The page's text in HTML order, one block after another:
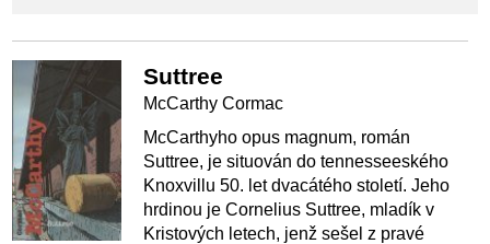
Suttree
McCarthy Cormac
McCarthyho opus magnum, román
Suttree, je situován do tennesseeského
Knoxvillu 50. let dvacátého století. Jeho
hrdinou je Cornelius Suttree, mladík v
Kristových letech, jenž sešel z pravé